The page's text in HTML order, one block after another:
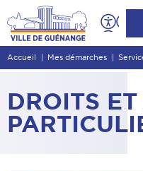
Contenu
Entête de page
Menu principal
Pied de page
Accueil Mes démarches
DROITS